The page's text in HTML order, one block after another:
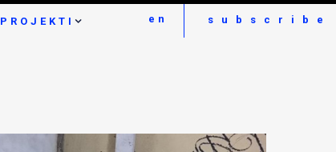
PROJEKTI en subscribe